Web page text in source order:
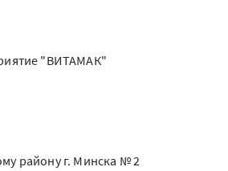
"ВИТАМАК"
району г. Минска № 2